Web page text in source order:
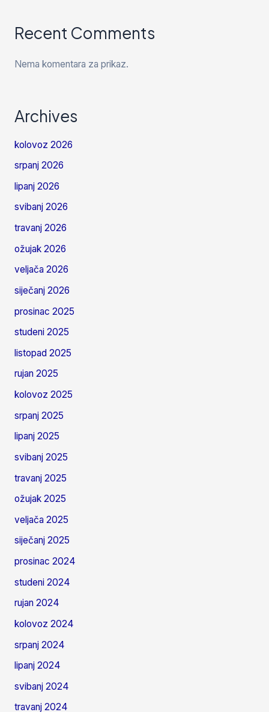
Recent Comments
Nema komentara za prikaz.
Archives
kolovoz 2026
srpanj 2026
lipanj 2026
svibanj 2026
travanj 2026
ožujak 2026
veljača 2026
siječanj 2026
prosinac 2025
studeni 2025
listopad 2025
rujan 2025
kolovoz 2025
srpanj 2025
lipanj 2025
svibanj 2025
travanj 2025
ožujak 2025
veljača 2025
siječanj 2025
prosinac 2024
studeni 2024
rujan 2024
kolovoz 2024
srpanj 2024
lipanj 2024
svibanj 2024
travanj 2024